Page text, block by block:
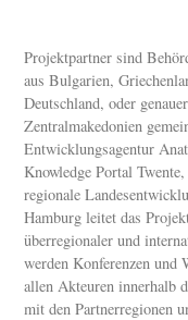
Projektpartner sind
aus Bulgarien,
Deutschland, oder
Zentralmakedonien
Entwicklungsagentur
Knowledge Portal
regionale
Hamburg leitet das
überregionaler und
werden Konferenzen und
allen Akteuren innerhalb
mit den Partnerregionen